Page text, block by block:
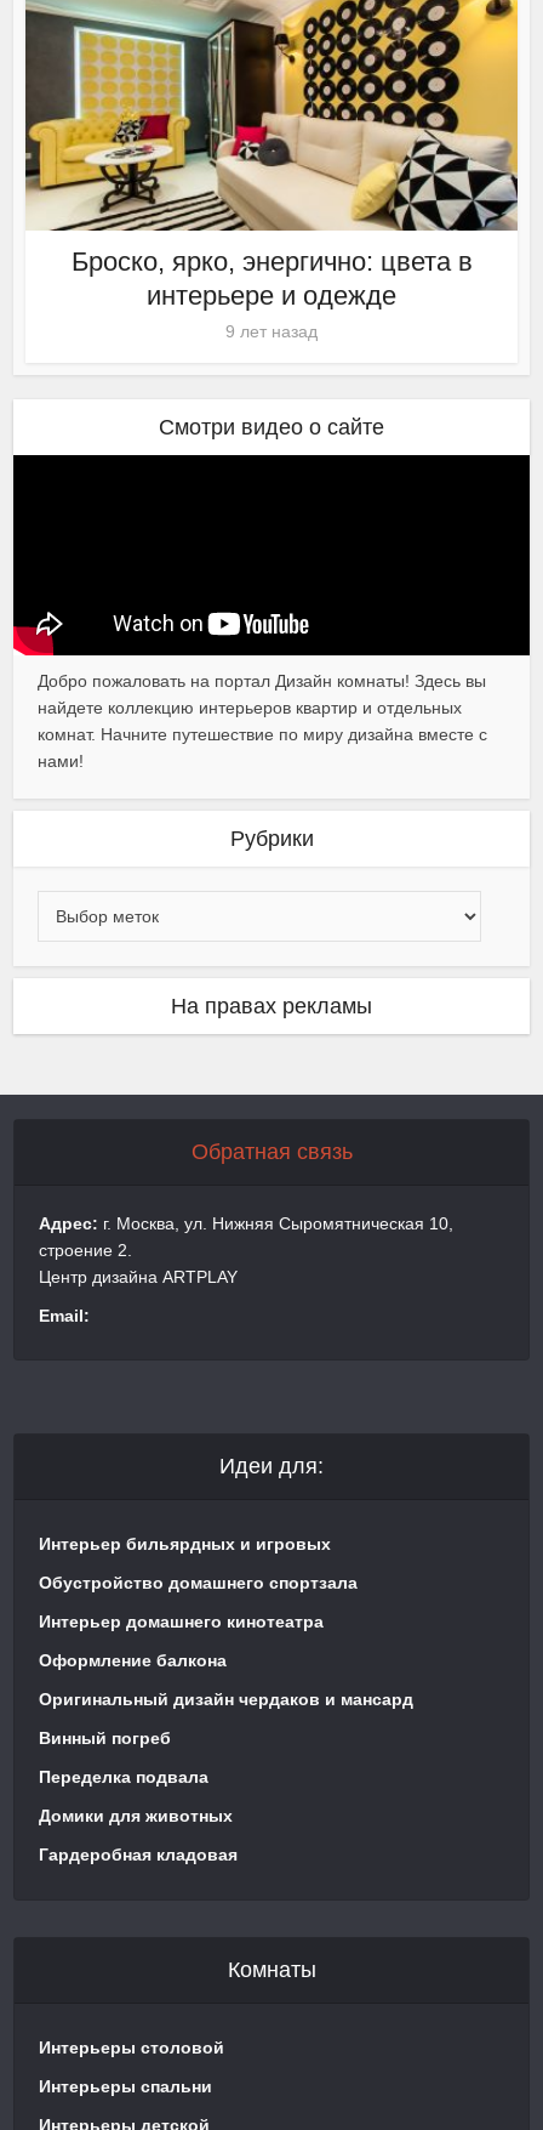
Броско, ярко, энергично: цвета в
интерьере и одежде
9 лет назад
Смотри видео о сайте
Добро пожаловать на портал Дизайн комнаты! Здесь вы
найдете коллекцию интерьеров квартир и отдельных
комнат. Начните путешествие по миру дизайна вместе с
нами!
Рубрики
На правах рекламы
Обратная связь
Адрес: г. Москва, ул. Нижняя Сыромятническая 10,
строение 2.
Центр дизайна ARTPLAY
Email:
Идеи для:
Интерьер бильярдных и игровых
Обустройство домашнего спортзала
Интерьер домашнего кинотеатра
Оформление балкона
Оригинальный дизайн чердаков и мансард
Винный погреб
Переделка подвала
Домики для животных
Гардеробная кладовая
Комнаты
Интерьеры столовой
Интерьеры спальни
Интерьеры детской